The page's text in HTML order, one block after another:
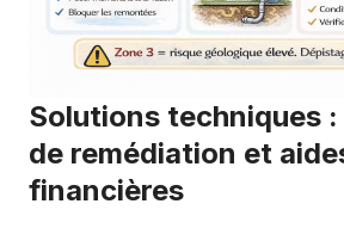
Solutions techniques
de remédiation et
financières